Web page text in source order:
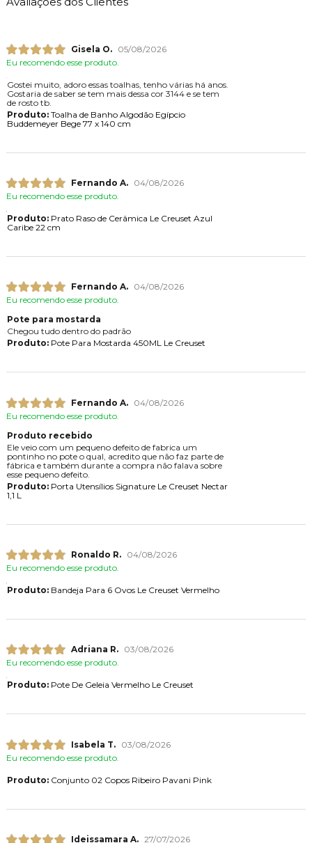
Gisela O.
05/08/2026
Eu recomendo esse produto.
Gostei muito, adoro essas toalhas, tenho várias há anos.
Gostaria de saber se tem mais dessa cor 3144 e se tem
de rosto tb.
Produto:Toalha de Banho Algodão Egípcio
Buddemeyer Bege 77 x 140 cm
Fernando A.
04/08/2026
Eu recomendo esse produto.
Produto:Prato Raso de Cerâmica Le Creuset Azul
Caribe 22 cm
Fernando A.
04/08/2026
Eu recomendo esse produto.
Pote para mostarda
Chegou tudo dentro do padrão
Produto:Pote Para Mostarda 450ML Le Creuset
Fernando A.
04/08/2026
Eu recomendo esse produto.
Produto recebido
Ele veio com um pequeno defeito de fabrica um
pontinho no pote o qual, acredito que não faz parte de
fábrica e também durante a compra não falava sobre
esse pequeno defeito.
Produto:Porta Utensílios Signature Le Creuset Nectar
1,1 L
Ronaldo R.
04/08/2026
Eu recomendo esse produto.
Produto:Bandeja Para 6 Ovos Le Creuset Vermelho
Adriana R.
03/08/2026
Eu recomendo esse produto.
Produto:Pote De Geleia Vermelho Le Creuset
Isabela T.
03/08/2026
Eu recomendo esse produto.
Produto:Conjunto 02 Copos Ribeiro Pavani Pink
Ideissamara A. 27/07/2026